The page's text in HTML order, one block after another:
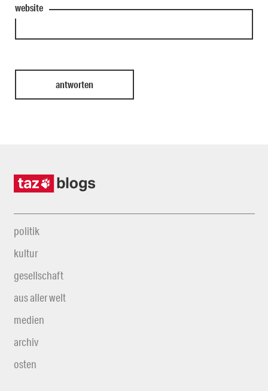
website
politik
kultur
gesellschaft
aus aller welt
medien
archiv
osten